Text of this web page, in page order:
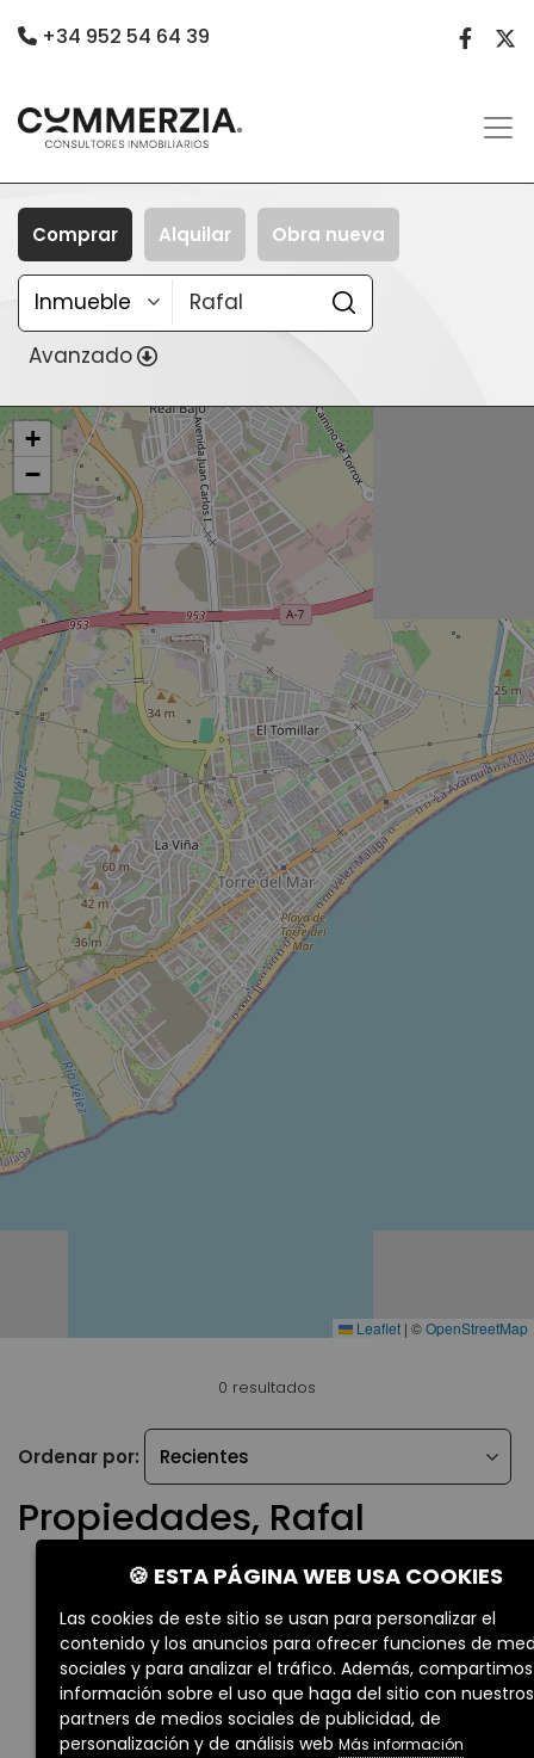
+34 952 54 64 39
Comprar Alquilar Obra nueva
Avanzado
+
−
Leaflet | ©OpenStreetMap
0 resultados
Ordenar por:
Propiedades, Rafal
criterios de búsqueda seleccionados.
🍪 ESTA PÁGINA WEB USA COOKIES
Las cookies de este sitio se usan para personalizar el
contenido y los anuncios para ofrecer funciones de
sociales y para analizar el tráfico. Además, compartimos
información sobre el uso que haga del sitio con nuestros
partners de medios sociales de publicidad, de
personalización y de análisis web Más información